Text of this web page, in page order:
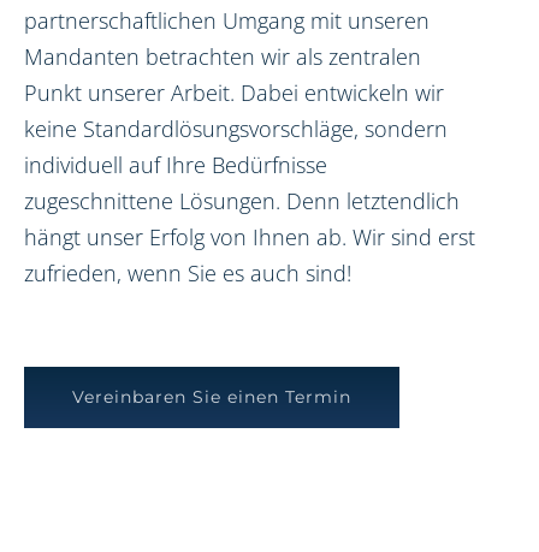
partnerschaftlichen Umgang mit unseren
Mandanten betrachten wir als zentralen
Punkt unserer Arbeit. Dabei entwickeln wir
keine Standardlösungsvorschläge, sondern
individuell auf Ihre Bedürfnisse
zugeschnittene Lösungen. Denn letztendlich
hängt unser Erfolg von Ihnen ab. Wir sind erst
zufrieden, wenn Sie es auch sind!
Vereinbaren Sie einen Termin